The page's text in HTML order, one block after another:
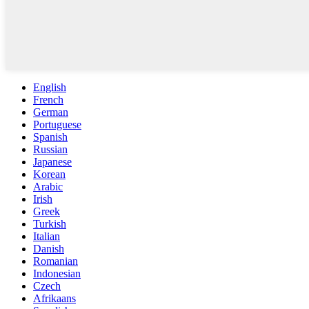
English
French
German
Portuguese
Spanish
Russian
Japanese
Korean
Arabic
Irish
Greek
Turkish
Italian
Danish
Romanian
Indonesian
Czech
Afrikaans